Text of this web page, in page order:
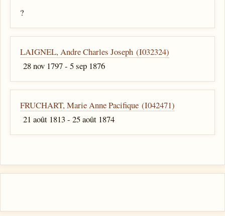
?
LAIGNEL, Andre Charles Joseph (I032324)
28 nov 1797 - 5 sep 1876
FRUCHART, Marie Anne Pacifique (I042471)
21 août 1813 - 25 août 1874